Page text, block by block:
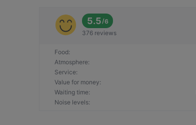
5.5/6
376 reviews
Food:
Atmosphere:
Service:
Value for money:
Waiting time:
Noise levels: